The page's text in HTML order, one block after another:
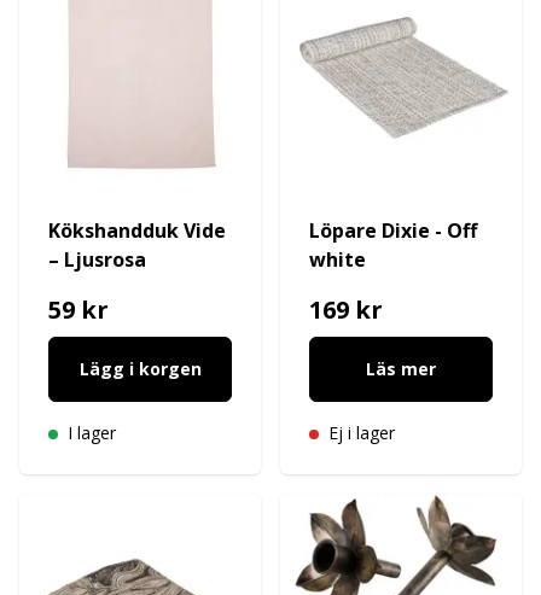
Kökshandduk Vide
– Ljusrosa
59 kr
Lägg i korgen
I lager
Löpare Dixie - Off
white
169 kr
Läs mer
Ej i lager